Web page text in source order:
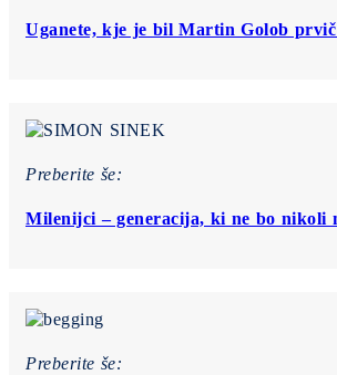
Uganete, kje je bil Martin Golob prvič
Preberite še:
Milenijci – generacija, ki ne bo nikoli
Preberite še: